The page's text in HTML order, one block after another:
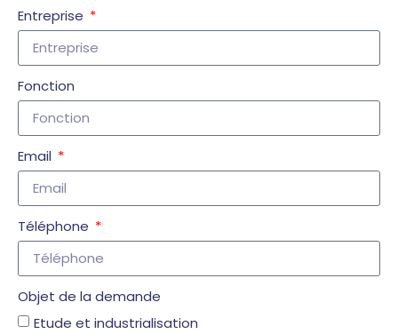
Entreprise
Fonction
Email
Téléphone
Objet de la demande
Etude et industrialisation